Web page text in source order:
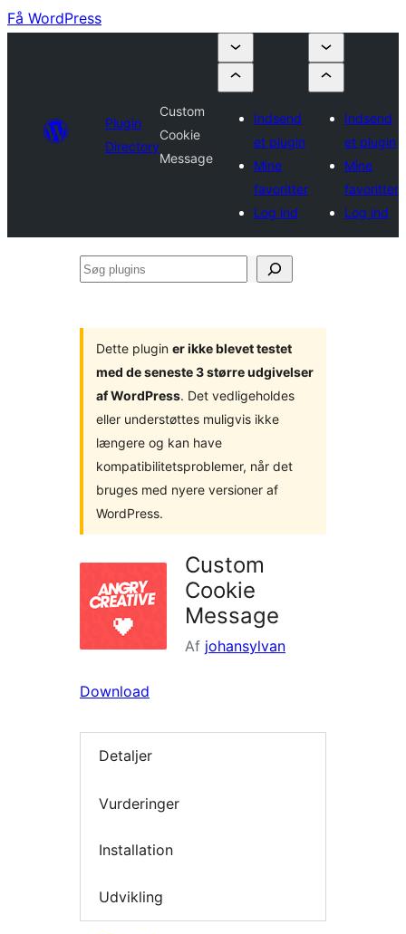
Få WordPress
Plugin
Directory
Custom
Cookie
Message
Indsend
et plugin
Mine
favoritter
Log ind
Indsend
et plugin
Mine
favoritter
Log ind
Søg
Dette plugin er ikke blevet testet
med de seneste 3 større udgivelser
af WordPress. Det vedligeholdes
eller understøttes muligvis ikke
længere og kan have
kompatibilitetsproblemer, når det
bruges med nyere versioner af
WordPress.
Custom
Cookie
Message
Af johansylvan
Download
Detaljer
Vurderinger
Installation
Udvikling